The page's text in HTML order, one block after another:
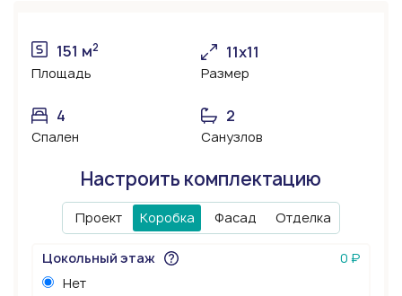
151 м2
Площадь
11х11
Размер
4
Спален
2
Санузлов
Настроить комплектацию
Проект Коробка Фасад Отделка
Цокольный этаж
0 ₽
Нет